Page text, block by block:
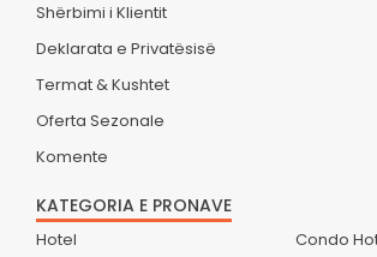
Shërbimi i Klientit
Deklarata e Privatësisë
Termat & Kushtet
Oferta Sezonale
Komente
KATEGORIA E PRONAVE
Hotel
Condo